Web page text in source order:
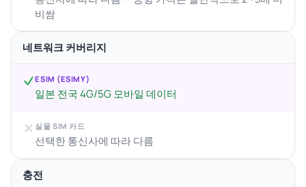
비쌈
네트워크 커버리지
ESIM (ESIMY)
일본 전국 4G/5G 모바일 데이터
실물 SIM 카드
선택한 통신사에 따라 다름
충전